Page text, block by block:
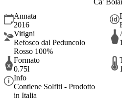
Ca'
Annata
2016
Vitigni
Refosco dal Peduncolo
Rosso 100%
Formato
0.75l
Info
Contiene Solfiti - Prodotto
in Italia